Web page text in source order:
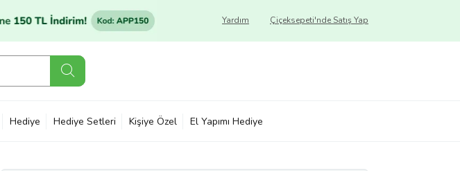
Çiçeksepeti'nde Satış Yap
Yardım
Hediye Hediye Setleri Kişiye Özel El Yapımı Hediye